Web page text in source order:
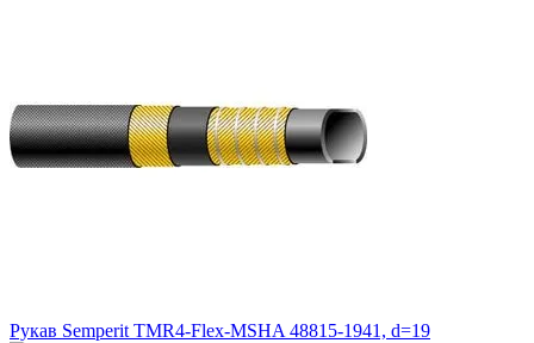
Рукав Semperit TMR4-Flex-MSHA 48815-1941, d=19